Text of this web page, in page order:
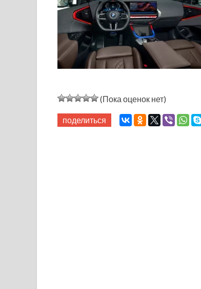
(Пока оценок нет)
поделиться